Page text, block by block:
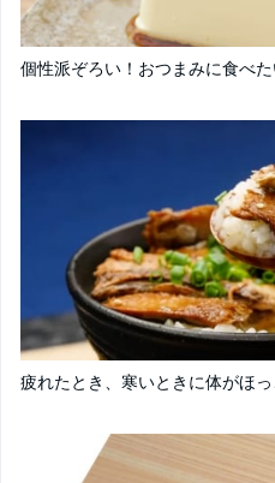
個性派ぞろい！おつまみに食べ
疲れたとき、寒いときに体がほ